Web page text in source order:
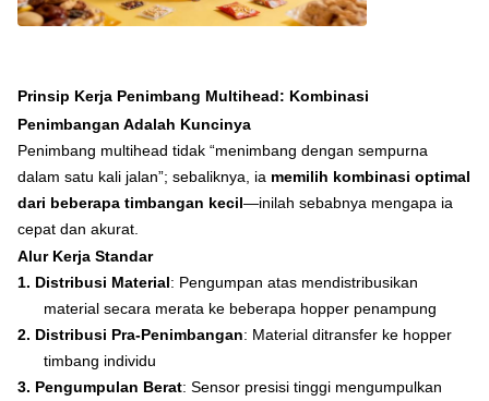
Prinsip Kerja Penimbang Multihead: Kombinasi
Penimbangan Adalah Kuncinya
Penimbang multihead tidak “menimbang dengan sempurna
dalam satu kali jalan”; sebaliknya, ia memilih kombinasi optimal
dari beberapa timbangan kecil—inilah sebabnya mengapa ia
cepat dan akurat.
Alur Kerja Standar
1. Distribusi Material: Pengumpan atas mendistribusikan
material secara merata ke beberapa hopper penampung
2. Distribusi Pra-Penimbangan: Material ditransfer ke hopper
timbang individu
3. Pengumpulan Berat: Sensor presisi tinggi mengumpulkan